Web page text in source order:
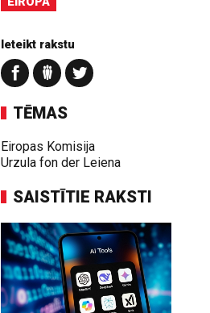
Ieteikt rakstu
TĒMAS
Eiropas Komisija
Urzula fon der Leiena
SAISTĪTIE RAKSTI